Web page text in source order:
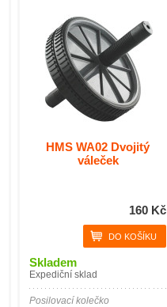
HMS WA02 Dvojitý
váleček
160 Kč
Skladem
Expediční sklad
Posilovací kolečko